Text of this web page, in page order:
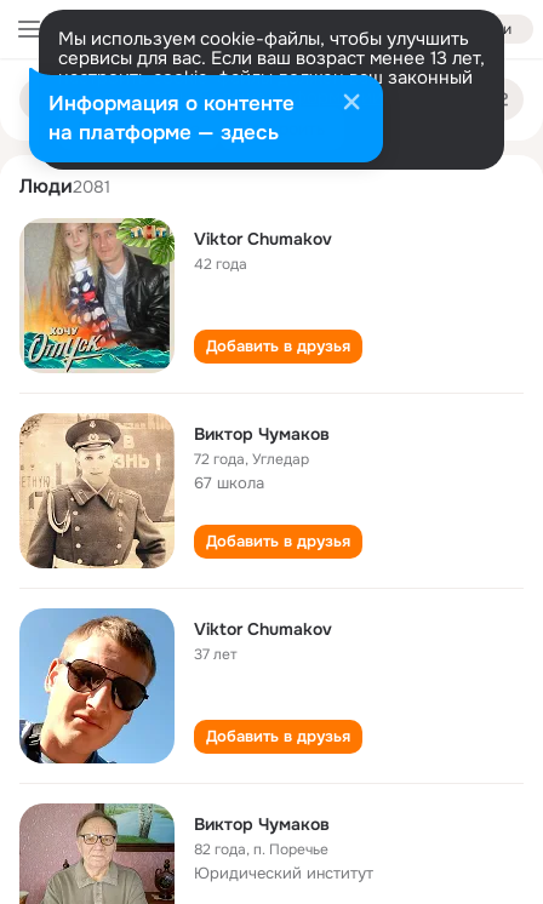
Войти
Мы используем cookie-файлы, чтобы улучшить
сервисы для вас. Если ваш возраст менее 13 лет,
настроить cookie-файлы должен ваш законный
представитель. Больше информации
Разрешить все Настроить
Поиск
людям
viktor chumakov
Люди2081
Viktor Chumakov
42 года
Добавить в друзья
Виктор Чумаков
72 года,Угледар
67 школа
Добавить в друзья
Viktor Chumakov
37 лет
Добавить в друзья
Виктор Чумаков
82 года,п. Поречье
Юридический институт
Информация о контенте
на платформе — здесь